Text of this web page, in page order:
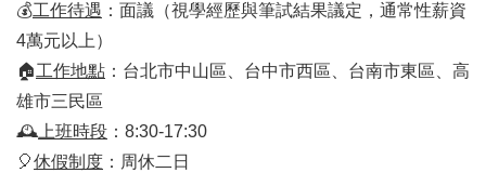
💰工作待遇 ：面議（視學經歷與筆試結果議定，通常性薪資
4萬元以上）
🏠工作地點 ：台北市中山區、台中市西區、台南市東區、高
雄市三民區
🕰 上班時段 ：8:30-17:30
🎈休假制度 ：周休二日